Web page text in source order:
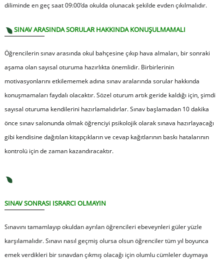
diliminde en geç saat 09:00’da okulda olunacak şekilde evden çıkılmalıdır.
SINAV ARASINDA SORULAR HAKKINDA KONUŞULMAMALI
Öğrencilerin sınav arasında okul bahçesine çıkıp hava almaları, bir sonraki
aşama olan sayısal oturuma hazırlıkta önemlidir. Birbirlerinin
motivasyonlarını etkilememek adına sınav aralarında sorular hakkında
konuşmamaları faydalı olacaktır. Sözel oturum artık geride kaldığı için, şimdi
sayısal oturuma kendilerini hazırlamalıdırlar. Sınav başlamadan 10 dakika
önce sınav salonunda olmak öğrenciyi psikolojik olarak sınava hazırlayacağı
gibi kendisine dağıtılan kitapçıkların ve cevap kağıtlarının baskı hatalarının
kontrolü için de zaman kazandıracaktır.
SINAV SONRASI ISRARCI OLMAYIN
Sınavını tamamlayıp okuldan ayrılan öğrencileri ebeveynleri güler yüzle
karşılamalıdır. Sınavı nasıl geçmiş olursa olsun öğrenciler tüm yıl boyunca
emek verdikleri bir sınavdan çıkmış olacağı için olumlu cümleler duymaya